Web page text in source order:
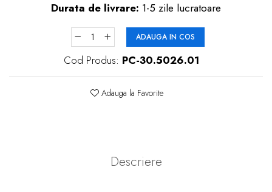
Durata de livrare: 1-5 zile lucratoare
ADAUGA IN COS
Cod Produs: PC-30.5026.01
Adauga la Favorite
Descriere